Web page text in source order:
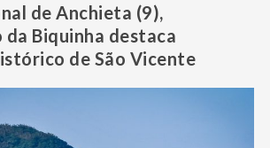
de Anchieta (9),
Biquinha destaca
de São Vicente